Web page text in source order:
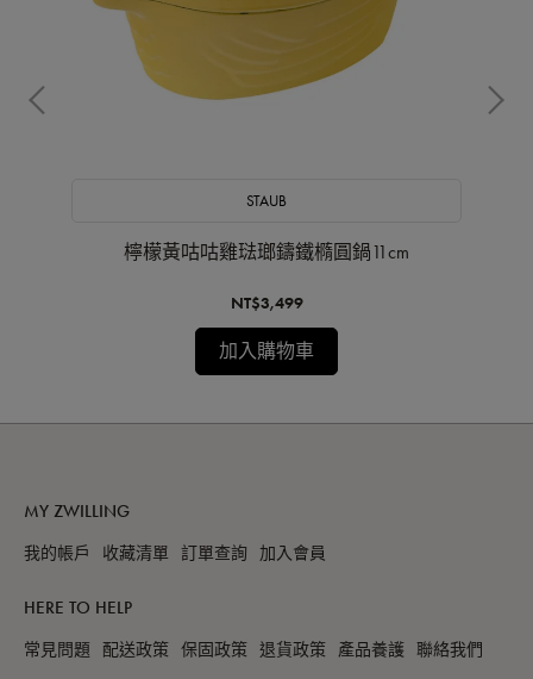
STAUB
檸檬黃咕咕雞琺瑯鑄鐵橢圓鍋11cm
NT$3,499
加入購物車
MY ZWILLING
我的帳戶 收藏清單 訂單查詢 加入會員
HERE TO HELP
常見問題 配送政策 保固政策 退貨政策 產品養護 聯絡我們